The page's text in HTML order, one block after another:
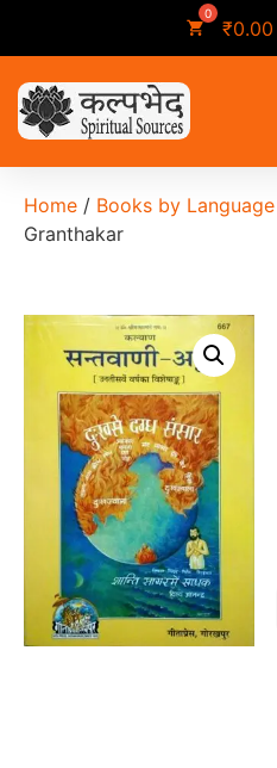
₹0.00
Home / Books by Language
Granthakar